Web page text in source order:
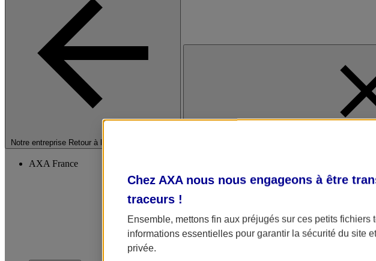
Notre entreprise Retour à la section précédente
AXA France
Chez AXA nous nous engageons à être
traceurs !
Ensemble, mettons fin aux préjugés sur ces petits
informations essentielles pour garantir la sécurité du site
privée.